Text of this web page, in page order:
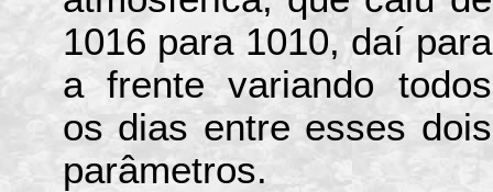
1016 para 1010, daí para
a frente variando todos
os dias entre esses dois
parâmetros.